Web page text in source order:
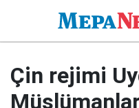
Çin rejimi